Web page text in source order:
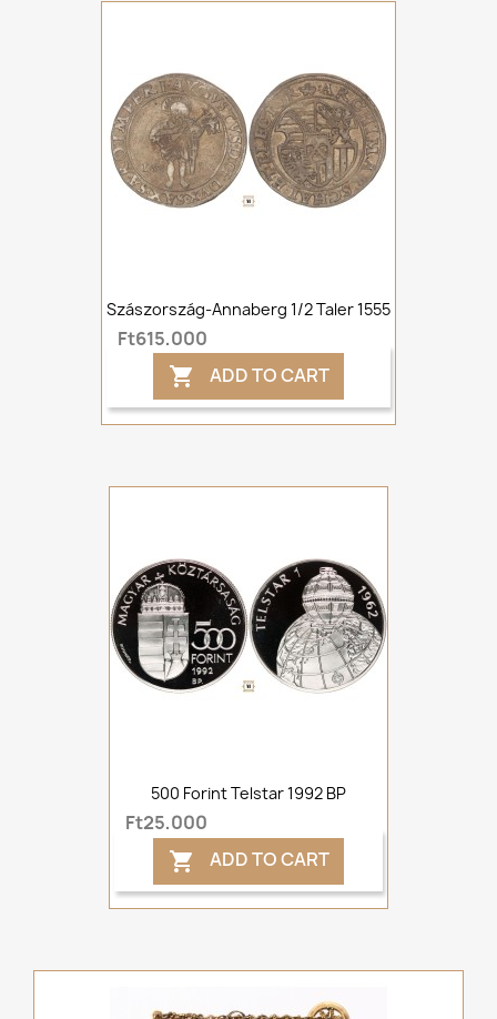
Szászország-Annaberg 1/2 Taler 1555
Ft615,000
 ADD TO CART
500 Forint Telstar 1992 BP
Ft25,000
 ADD TO CART